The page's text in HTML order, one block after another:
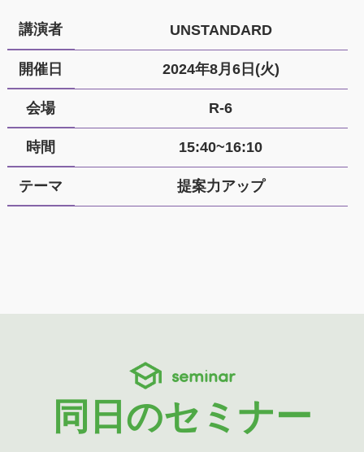
講演者 UNSTANDARD
開催日 2024年8月6日(火)
会場 R-6
時間 15:40~16:10
テーマ 提案力アップ
seminar
同日のセミナー